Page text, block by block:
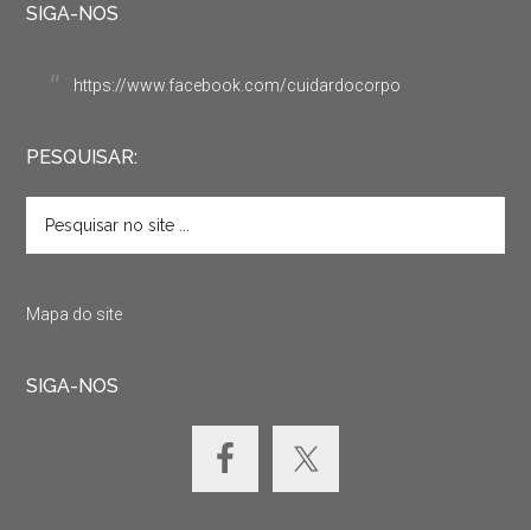
SIGA-NOS
https://www.facebook.com/cuidardocorpo
PESQUISAR:
Mapa do site
SIGA-NOS